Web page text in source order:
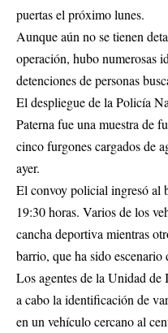
puertas el próximo lunes.
Aunque aún no se tienen
operación, hubo numerosas
detenciones de personas
El despliegue de la Policía
Paterna fue una muestra de
cinco furgones cargados de
ayer.
El convoy policial ingresó al
19:30 horas. Varios de los
cancha deportiva mientras
barrio, que ha sido escenario
Los agentes de la Unidad
a cabo la identificación de
en un vehículo cercano al